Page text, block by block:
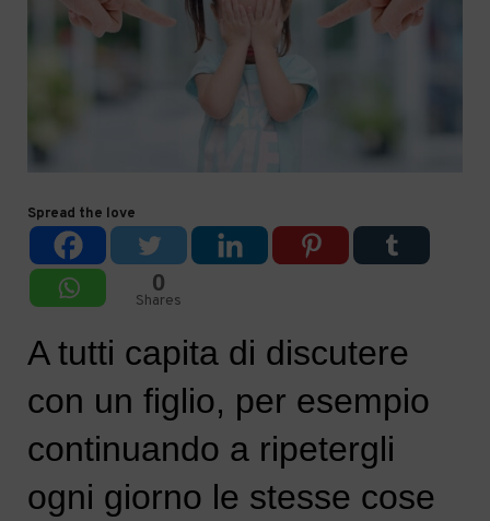
Spread the love
0
Shares
Atutti capita di discutere
con un figlio, per esempio
continuando a ripetergli
ogni giorno le stesse cose